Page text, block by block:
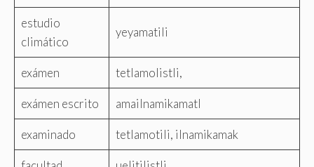
estudio
climático
yeyamatili
exámen tetlamolistli,
exámen escrito amailnamikamatl
examinado tetlamotili, ilnamikamak